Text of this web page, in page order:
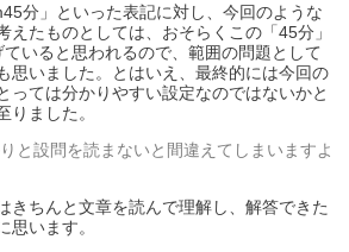
分」といった表記に対し、今回のような
えたものとしては、おそらくこの「45分」
いると思われるので、範囲の問題として
思いました。とはいえ、最終的には今回の
っては分かりやすい設定なのではないかと
りました。
と設問を読まないと間違えてしまいますよ
きちんと文章を読んで理解し、解答できた
思います。